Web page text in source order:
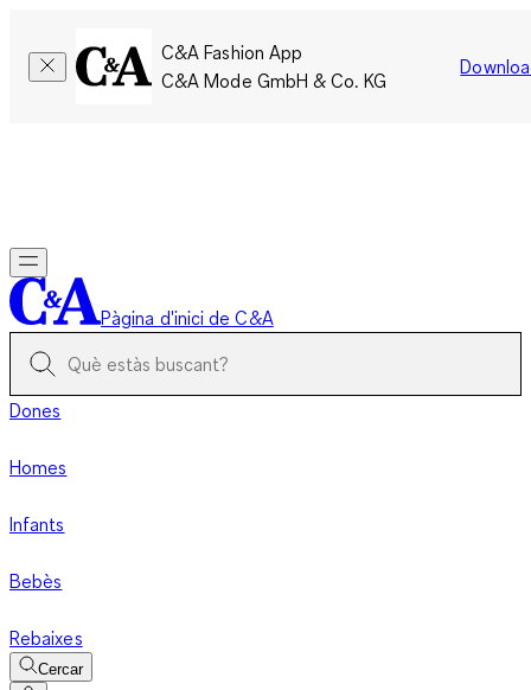
C&A Fashion App
C&A Mode GmbH & Co. KG
Pàgina d'inici de C&A
Dones
Homes
Infants
Bebès
Rebaixes
Cercar